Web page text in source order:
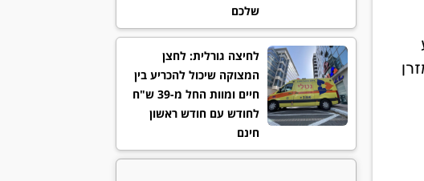
שלכם
לחיצה גורלית: לחצן
המצוקה שיכול להכריע בין
חיים ומוות החל מ-39 ש"ח
לחודש עם חודש ראשון
חינם